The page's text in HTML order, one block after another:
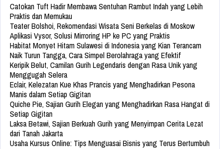
Catokan Tuft Hadir Membawa Sentuhan Rambut Indah yang Lebih
Praktis dan Memukau
Teater Bolshoi, Rekomendasi Wisata Seni Berkelas di Moskow
Aplikasi Vysor, Solusi Mirroring HP ke PC yang Praktis
Habitat Monyet Hitam Sulawesi di Indonesia yang Kian Terancam
Naik Turun Tangga, Cara Simpel Berolahraga yang Efektif
Keripik Belut, Camilan Gurih Legendaris dengan Rasa Unik yang
Menggugah Selera
Eclair, Kelezatan Kue Khas Prancis yang Menghadirkan Pesona
Manis dalam Setiap Gigitan
Quiche Pie, Sajian Gurih Elegan yang Menghadirkan Rasa Hangat di
Setiap Gigitan
Laksa Betawi, Sajian Berkuah Gurih yang Menyimpan Cerita Lezat
dari Tanah Jakarta
Usaha Kursus Online: Tips Menguasai Bisnis yang Terus Bertumbuh